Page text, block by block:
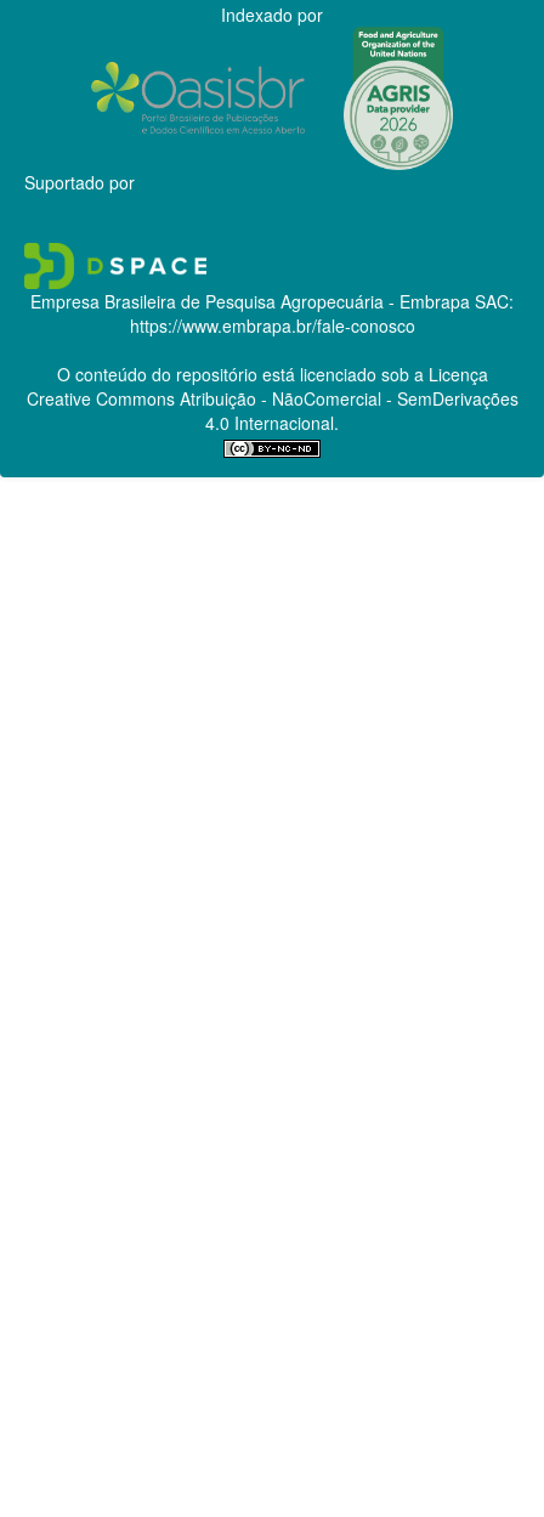
Indexado por
Suportado por
Empresa Brasileira de Pesquisa Agropecuária - Embrapa SAC:
https://www.embrapa.br/fale-conosco
O conteúdo do repositório está licenciado sob a Licença
Creative CommonsAtribuição - NãoComercial - SemDerivações
4.0 Internacional.